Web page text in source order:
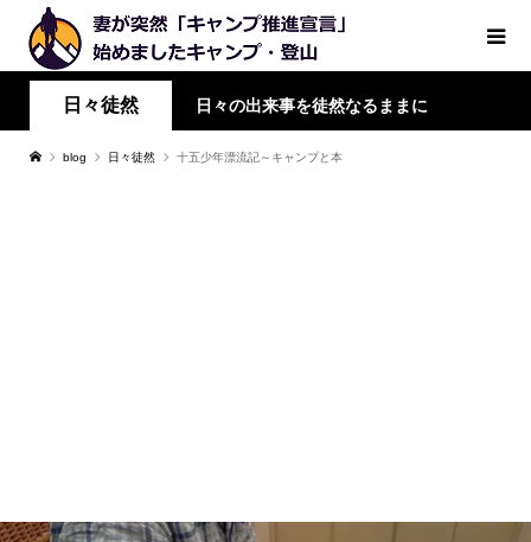
日々徒然 日々の出来事を徒然なるままに
blog 日々徒然 十五少年漂流記～キャンプと本